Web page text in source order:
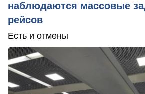
наблюдаются массовые
рейсов
Есть и отмены